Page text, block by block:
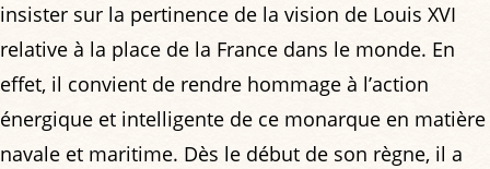
insister sur la pertinence de la vision de Louis XVI
relative à la place de la France dans le monde. En
effet, il convient de rendre hommage à l’action
énergique et intelligente de ce monarque en matière
navale et maritime. Dès le début de son règne, il a